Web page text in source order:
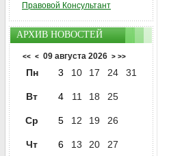
Правовой Консультант
АРХИВ НОВОСТЕЙ
<< < 09 августа 2026 > >>
Пн 3 10 17 24 31
Вт 4 11 18 25
Ср 5 12 19 26
Чт 6 13 20 27